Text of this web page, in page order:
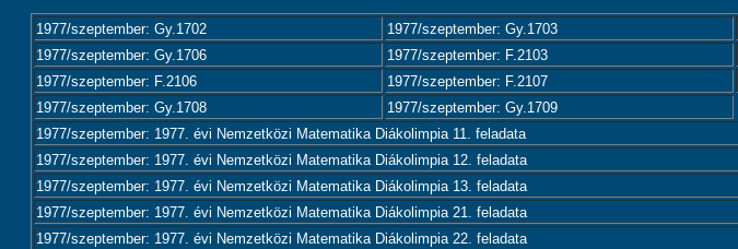
1977/szeptember: Gy.1702 1977/szeptember: Gy.1703
1977/szeptember: Gy.1706
1977/szeptember: F.2103
1977/szeptember: F.2106
1977/szeptember: F.2107
1977/szeptember: Gy.1708
1977/szeptember: Gy.1709
1977/szeptember: 1977. évi Nemzetközi Matematika Diákolimpia 11. feladata
1977/szeptember: 1977. évi Nemzetközi Matematika Diákolimpia 12. feladata
1977/szeptember: 1977. évi Nemzetközi Matematika Diákolimpia 13. feladata
1977/szeptember: 1977. évi Nemzetközi Matematika Diákolimpia 21. feladata
1977/szeptember: 1977. évi Nemzetközi Matematika Diákolimpia 22. feladata